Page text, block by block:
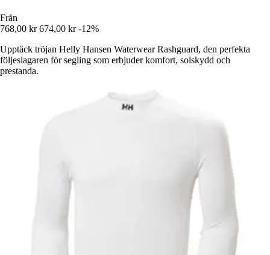
Från
768,00 kr 674,00 kr -12%
Upptäck tröjan Helly Hansen Waterwear Rashguard, den perfekta
följeslagaren för segling som erbjuder komfort, solskydd och
prestanda.